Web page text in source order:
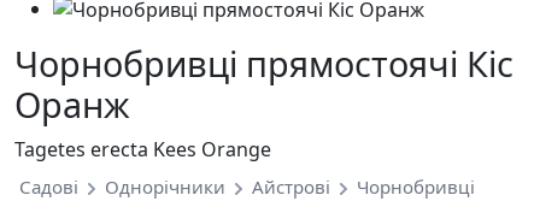
Чорнобривці прямостоячі Кіс
Оранж
Tagetes erecta Kees Orange
Садові Однорічники Айстрові Чорнобривці